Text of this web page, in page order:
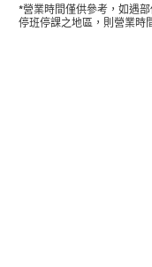
*營業時間僅供參考，如遇
停班停課之地區，則營業時